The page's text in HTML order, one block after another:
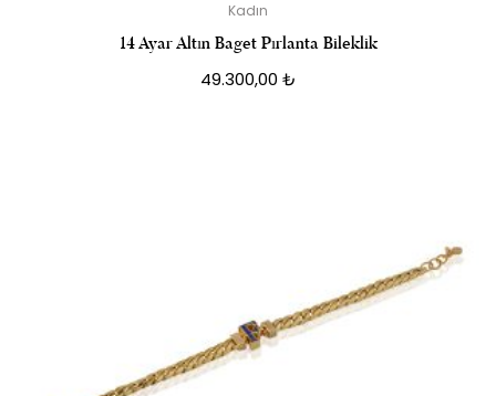
Kadın
14 Ayar Altın Baget Pırlanta Bileklik
49.300,00 ₺